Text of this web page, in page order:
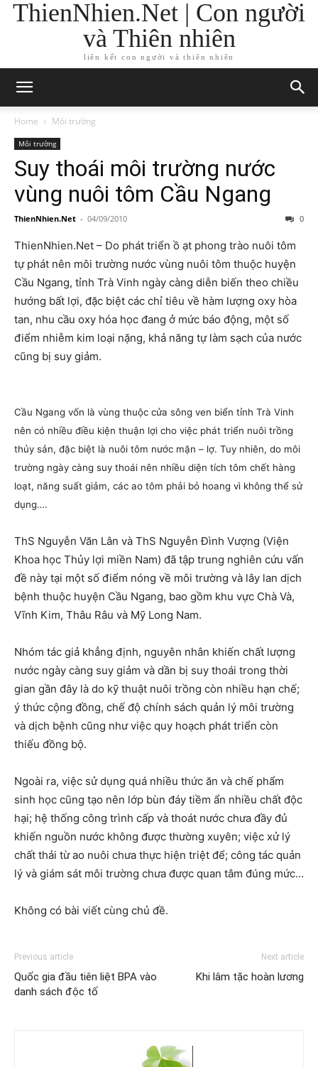
ThienNhien.Net | Con người
và Thiên nhiên
liên kết con người và thiên nhiên
Home Môi trường
Môi trường
Suy thoái môi trường nước
vùng nuôi tôm Cầu Ngang
ThienNhien.Net - 04/09/2010 0
ThienNhien.Net – Do phát triển ồ ạt phong trào nuôi tôm
tự phát nên môi trường nước vùng nuôi tôm thuộc huyện
Cầu Ngang, tỉnh Trà Vinh ngày càng diễn biến theo chiều
hướng bất lợi, đặc biệt các chỉ tiêu về hàm lượng oxy hòa
tan, nhu cầu oxy hóa học đang ở mức báo động, một số
điểm nhiễm kim loại nặng, khả năng tự làm sạch của nước
cũng bị suy giảm.
Cầu Ngang vốn là vùng thuộc cửa sông ven biển tỉnh Trà Vinh
nên có nhiều điều kiện thuận lợi cho việc phát triển nuôi trồng
thủy sản, đặc biệt là nuôi tôm nước mặn – lợ. Tuy nhiên, do môi
trường ngày càng suy thoái nên nhiều diện tích tôm chết hàng
loạt, năng suất giảm, các ao tôm phải bỏ hoang vì không thể sử
dụng….
ThS Nguyễn Văn Lân và ThS Nguyễn Đình Vượng (Viện
Khoa học Thủy lợi miền Nam) đã tập trung nghiên cứu vấn
đề này tại một số điểm nóng về môi trường và lây lan dịch
bệnh thuộc huyện Cầu Ngang, bao gồm khu vực Chà Và,
Vĩnh Kim, Thâu Râu và Mỹ Long Nam.
Nhóm tác giả khẳng định, nguyên nhân khiến chất lượng
nước ngày càng suy giảm và dần bị suy thoái trong thời
gian gần đây là do kỹ thuật nuôi trồng còn nhiều hạn chế;
ý thức cộng đồng, chế độ chính sách quản lý môi trường
và dịch bệnh cũng như việc quy hoạch phát triển còn
thiếu đồng bộ.
Ngoài ra, việc sử dụng quá nhiều thức ăn và chế phẩm
sinh học cũng tạo nên lớp bùn đáy tiềm ẩn nhiều chất độc
hại; hệ thống công trình cấp và thoát nước chưa đầy đủ
khiến nguồn nước không được thường xuyên; việc xử lý
chất thải từ ao nuôi chưa thực hiện triệt để; công tác quản
lý và giám sát môi trường chưa được quan tâm đúng mức…
Không có bài viết cùng chủ đề.
Previous article
Quốc gia đầu tiên liệt BPA vào
danh sách độc tố
Next article
Khi lâm tặc hoàn lương